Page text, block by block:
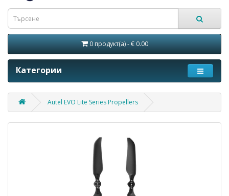
0 продукт(а) - € 0.00
Категории
Autel EVO Lite Series Propellers